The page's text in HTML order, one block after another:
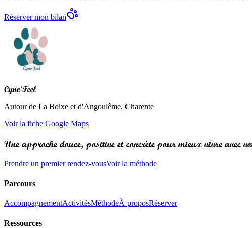
Réserver mon bilan
Cyno'Feel
Autour de La Boixe et d'Angoulême, Charente
Voir la fiche Google Maps
Une approche douce, positive et concrète pour mieux vivre avec
Prendre un premier rendez-vousVoir la méthode
Parcours
AccompagnementActivitésMéthodeÀ proposRéserver
Ressources